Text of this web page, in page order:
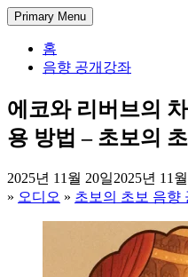
Skip
to
content
DectENG – 교양있는 엔지니어
1998년부터 한 길만 걸어온
까지, 실무에서 사용되는 방
경험과 가이드를 공유합니다.
Primary Menu
홈
음향 공개강좌
에코와 리버브의
용 방법 – 초보의
2025년 11월 20일2025년 11
» 오디오 » 초보의 초보 음향